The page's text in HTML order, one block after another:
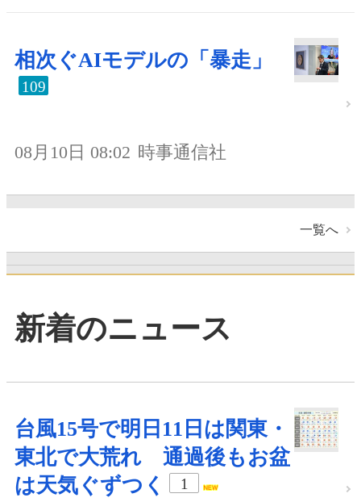
相次ぐAIモデルの「暴走」
109
08月10日 08:02 時事通信社
一覧へ
新着のニュース
台風15号で明日11日は関東・
東北で大荒れ 通過後もお盆
は天気ぐずつく
1